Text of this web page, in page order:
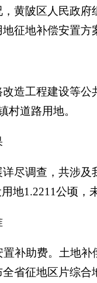
黄陂区人民政
征地补偿安置方
造工程建设等公
村道路用地。
尽调查，共涉及
地1.2211公顷，
补助费。 土地补
全省征地区片综